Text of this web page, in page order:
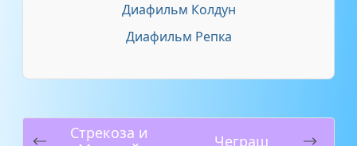
Диафильм Колдун
Диафильм Репка
Стрекоза и
Чеграш